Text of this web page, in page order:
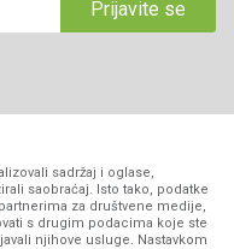
Prijavite se
sadržaj i oglase,
saobraćaj. Isto tako, podatke
za društvene medije,
s drugim podacima koje ste
njihove usluge. Nastavkom